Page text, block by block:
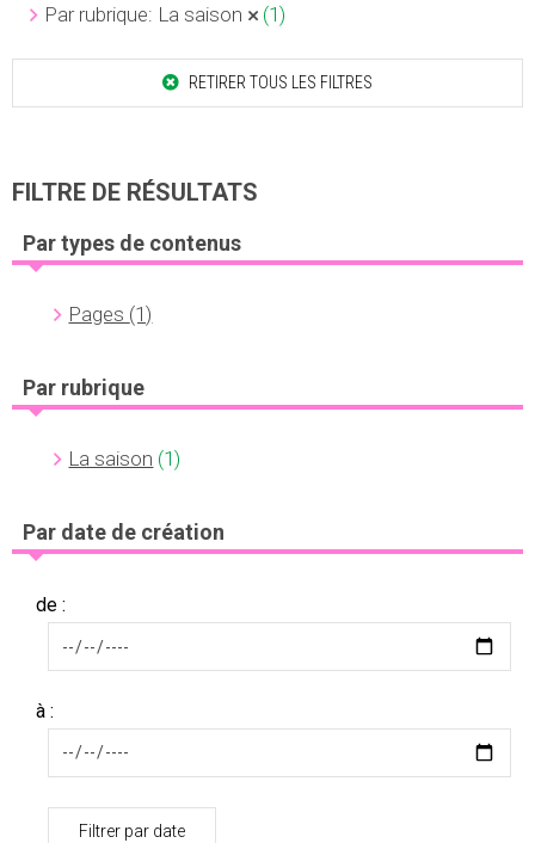
Par rubrique: La saison
(1)
RETIRER TOUS LES FILTRES
FILTRE DE RÉSULTATS
Par types de contenus
Pages (1)
Par rubrique
La saison (1)
Par date de création
de :
à :
Filtrer par date